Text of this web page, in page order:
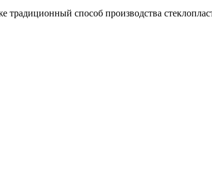
традиционный способ производства